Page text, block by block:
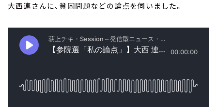
大西連さんに、貧困問題などの論点を伺いました。